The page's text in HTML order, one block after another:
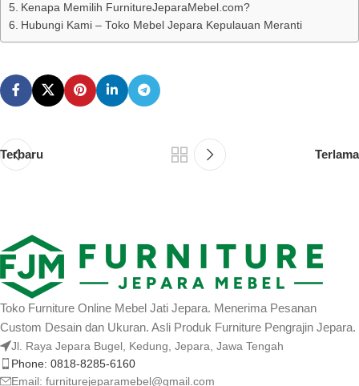
Kenapa Memilih FurnitureJeparaMebel.com?
Hubungi Kami – Toko Mebel Jepara Kepulauan Meranti
Terbaru Terlama
Toko Furniture Online Mebel Jati Jepara. Menerima Pesanan
Custom Desain dan Ukuran. Asli Produk Furniture Pengrajin Jepara.
Jl. Raya Jepara Bugel, Kedung, Jepara, Jawa Tengah
Phone: 0818-8285-6160
Email: furniturejeparamebel@gmail.com